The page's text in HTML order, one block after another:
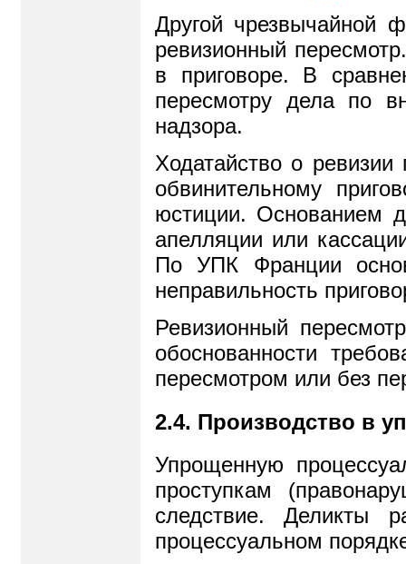
Другой чрезвычайной
ревизионный
в приговоре. В
пересмотру дела по
надзора.
Ходатайство о
обвинительному
юстиции. Основанием
апелляции или
По УПК Франции
неправильность
Ревизионный
обоснованности
пересмотром или без
2.4. Производство в
Упрощенную
проступкам
следствие. Деликты
процессуальном